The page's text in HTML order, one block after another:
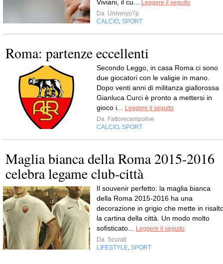
Viviani, il cu...
Leggere il seguito
Da Univeryo7p
CALCIO SPORT
Roma: partenze eccellenti
Secondo Leggo, in casa Roma ci sono
due giocatori con le valigie in mano.
Dopo venti anni di militanza giallorossa
Gianluca Curci è pronto a mettersi in
gioco i...
Leggere il seguito
Da Fattorecampolive
CALCIO SPORT
Maglia bianca della Roma 2015-2016
celebra legame club-città
Il souvenir perfetto: la maglia bianca
della Roma 2015-2016 ha una
decorazione in grigio che mette in
la cartina della città. Un modo molto
sofisticato...
Leggere il seguito
Da Scurati
LIFESTYLE SPORT